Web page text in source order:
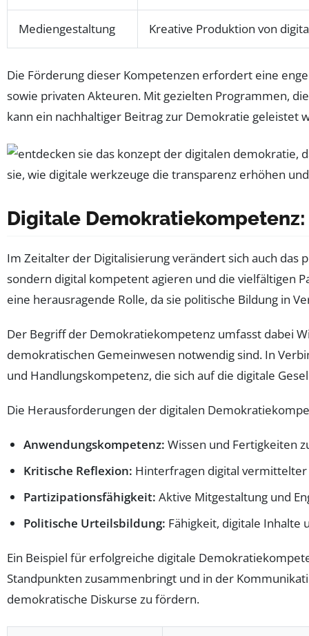
Mediengestaltung Kreative Produktion von
Die Förderung dieser Kompetenzen erfordert eine
sowie privaten Akteuren. Mit gezielten Programmen,
kann ein nachhaltiger Beitrag zur Demokratie geleistet
Digitale
Im Zeitalter der Digitalisierung verändert sich auch
sondern digital kompetent agieren und die vielfältigen
eine herausragende Rolle, da sie politische Bildung in
Der Begriff der Demokratiekompetenz umfasst dabei
demokratischen Gemeinwesen notwendig sind. In
und Handlungskompetenz, die sich auf die digitale
Die Herausforderungen der digitalen
Anwendungskompetenz: Wissen und Fertigkeiten
Kritische Reflexion: Hinterfragen digital
Partizipationsfähigkeit: Aktive Mitgestaltung und
Politische Urteilsbildung: Fähigkeit, digitale Inhalte
Ein Beispiel für erfolgreiche digitale
Standpunkten zusammenbringt und in der
demokratische Diskurse zu fördern.